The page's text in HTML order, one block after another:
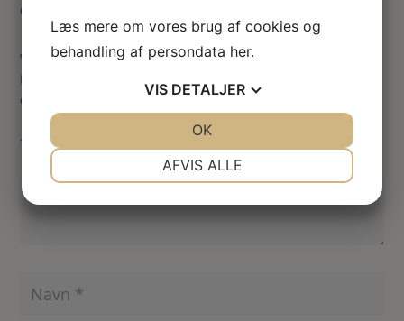
Ca. 60 mm høj og 40 mm bred.
Vær den første til at anmelde “Dukkehus buket i vase”
Din e-mailadresse vil ikke blive publiceret.
er markeret med
Læs mere om vores brug af cookies og
behandling af persondata her.
VIS DETALJER
AFVIS ALLE
OK